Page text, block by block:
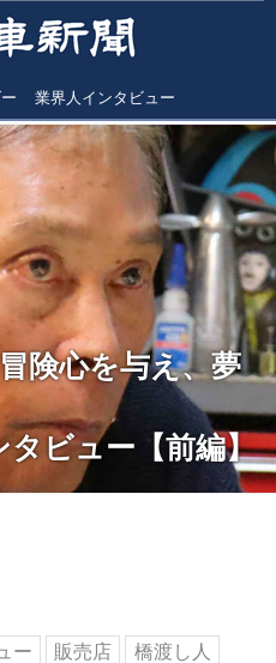
業界人インタビュー
険心を与え、夢
ビュー【前編】
ー 販売店
橋渡し人